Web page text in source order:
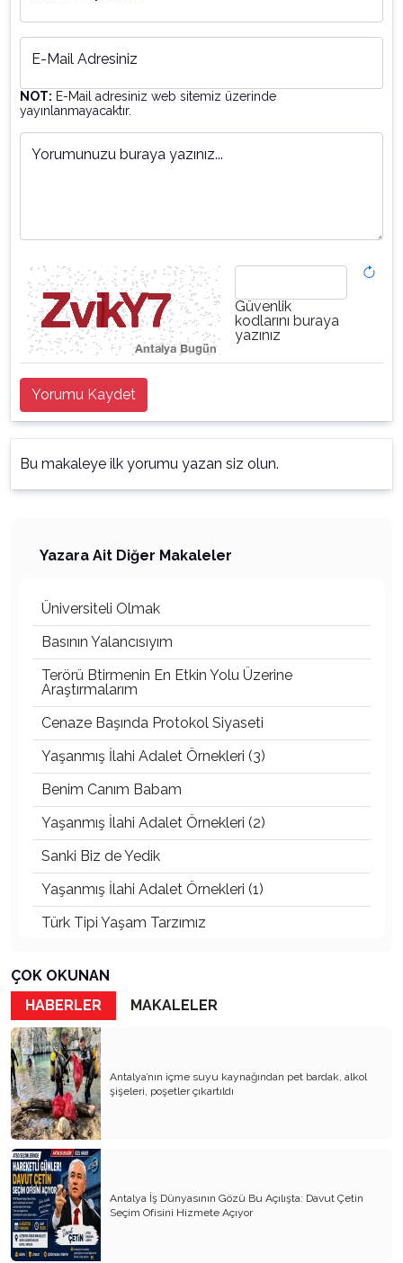
E-Mail Adresiniz
NOT: E-Mail adresiniz web sitemiz üzerinde
yayınlanmayacaktır.
Yorumunuzu buraya yazınız...
Güvenlik
kodlarını buraya
yazınız
Yorumu Kaydet
Bu makaleye ilk yorumu yazan siz olun.
Yazara Ait Diğer Makaleler
Üniversiteli Olmak
Basının Yalancısıyım
Terörü Btirmenin En Etkin Yolu Üzerine
Araştırmalarım
Cenaze Başında Protokol Siyaseti
Yaşanmış İlahi Adalet Örnekleri (3)
Benim Canım Babam
Yaşanmış İlahi Adalet Örnekleri (2)
Sanki Biz de Yedik
Yaşanmış İlahi Adalet Örnekleri (1)
Türk Tipi Yaşam Tarzımız
Katil Ağaçlar
Keşke Herkes Sevdiği ve İyi Bildiği İşi Yapsa
Veda Mektubum
Avm’ler Sinek Avlıyor
Hangi Gazetecilerin Günü?
Çok Para, Çok Bela
Geçen Yıldan Akılda Kalanlar
Yeni Yıl Duam
Çağımızın Hastalığı Madde Bağımlılığı
ÇOK OKUNAN
HABERLER
MAKALELER
Antalya’nın içme suyu kaynağından pet bardak, alkol
şişeleri, poşetler çıkartıldı
Antalya İş Dünyasının Gözü Bu Açılışta: Davut Çetin
Seçim Ofisini Hizmete Açıyor